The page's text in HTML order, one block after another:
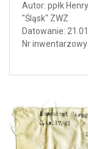
Autor: ppłk
"Śląsk" ZWZ
Datowanie:
Nr